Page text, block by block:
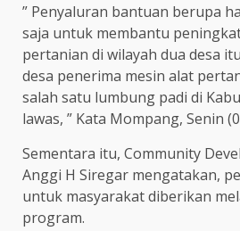
” Penyaluran bantuan berupa
saja untuk membantu
pertanian di wilayah dua desa
desa penerima mesin alat
salah satu lumbung padi di
lawas, ” Kata Mompang, Senin
Sementara itu, Community
Anggi H Siregar mengatakan,
untuk masyarakat diberikan
program.